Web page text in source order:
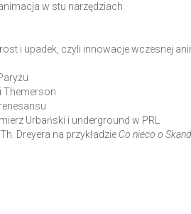
w stu narzędziach
i upadek, czyli innowacje wczesnej
Themerson
Urbański i underground w PRL
Dreyera na przykładzie Co nieco o